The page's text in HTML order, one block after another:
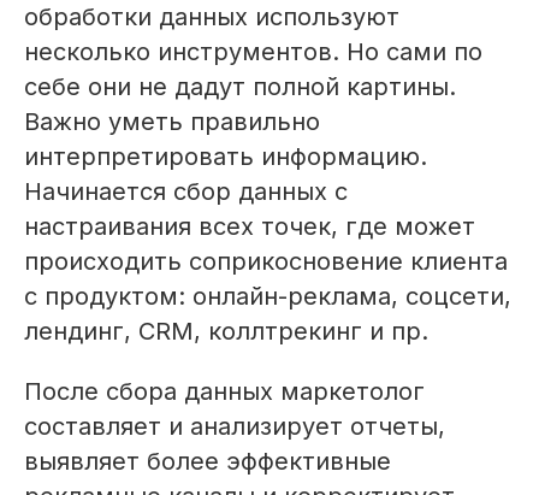
обработки данных используют
несколько инструментов. Но сами по
себе они не дадут полной картины.
Важно уметь правильно
интерпретировать информацию.
Начинается сбор данных с
настраивания всех точек, где может
происходить соприкосновение клиента
с продуктом: онлайн-реклама, соцсети,
лендинг, CRM, коллтрекинг и пр.
После сбора данных маркетолог
составляет и анализирует отчеты,
выявляет более эффективные